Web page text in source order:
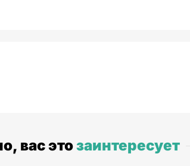
вас этозаинтересует